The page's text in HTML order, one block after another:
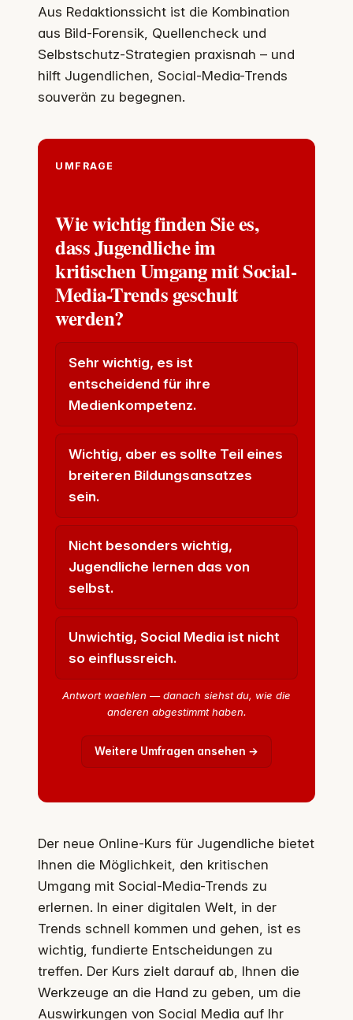
Aus Redaktionssicht ist die Kombination
aus Bild-Forensik, Quellencheck und
Selbstschutz-Strategien praxisnah – und
hilft Jugendlichen, Social-Media-Trends
souverän zu begegnen.
UMFRAGE
Wie wichtig finden Sie es,
dass Jugendliche im
kritischen Umgang mit Social-
Media-Trends geschult
werden?
Sehr wichtig, es ist
entscheidend für ihre
Medienkompetenz.
Wichtig, aber es sollte Teil eines
breiteren Bildungsansatzes
sein.
Nicht besonders wichtig,
Jugendliche lernen das von
selbst.
Unwichtig, Social Media ist nicht
so einflussreich.
Antwort waehlen — danach siehst du, wie die
anderen abgestimmt haben.
Weitere Umfragen ansehen →
Der neue Online-Kurs für Jugendliche bietet
Ihnen die Möglichkeit, den kritischen
Umgang mit Social-Media-Trends zu
erlernen. In einer digitalen Welt, in der
Trends schnell kommen und gehen, ist es
wichtig, fundierte Entscheidungen zu
treffen. Der Kurs zielt darauf ab, Ihnen die
Werkzeuge an die Hand zu geben, um die
Auswirkungen von Social Media auf Ihr